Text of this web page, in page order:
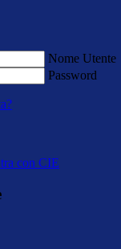
Nome Utente
Password
con CIE